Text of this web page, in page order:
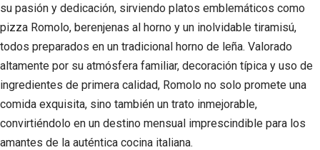
su pasión y dedicación, sirviendo platos emblemáticos como
pizza Romolo, berenjenas al horno y un inolvidable tiramisú,
todos preparados en un tradicional horno de leña. Valorado
altamente por su atmósfera familiar, decoración típica y uso de
ingredientes de primera calidad, Romolo no solo promete una
comida exquisita, sino también un trato inmejorable,
convirtiéndolo en un destino mensual imprescindible para los
amantes de la auténtica cocina italiana.